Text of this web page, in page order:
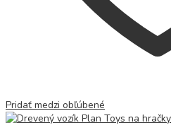
Pridať medzi obľúbené